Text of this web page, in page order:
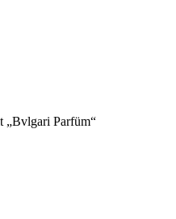
„Bvlgari Parfüm“